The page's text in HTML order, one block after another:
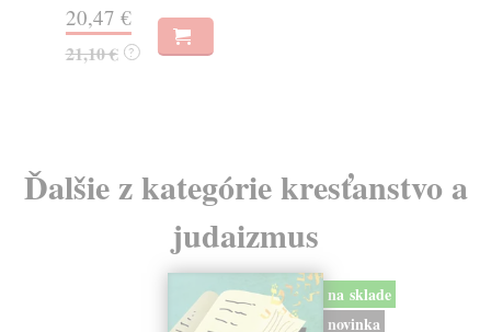
20,47 €
21,10 € ?
Ďalšie z kategórie kresťanstvo a
judaizmus
na sklade
novinka